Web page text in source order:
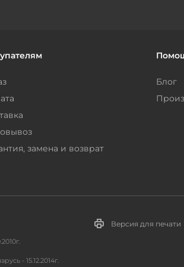
замена и возврат
Блог
- 15.12.2014г.
Версия для печати